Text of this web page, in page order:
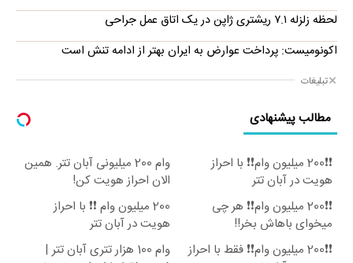
لحظه زلزله ۷.۱ ریشتری ژاپن در یک اتاق عمل جراحی
اکونومیست: پرداخت عوارض به ایران بهتر از ادامه تنش است
تبلیغات
مطالب پیشنهادی
❗❗200 میلیون وام❗❗ با احراز
هویت در آبان تتر
وام 200 میلیونی آبان تتر. همین
الان احراز هویت کن!
❗❗200 میلیون وام❗❗ هر چی
میخوای باهاش بخر!!
200 میلیون وام ❗❗ با احراز
هویت در آبان تتر
❗❗200 میلیون وام❗❗ فقط با احراز
وام 100 هزار تتری آبان تتر |